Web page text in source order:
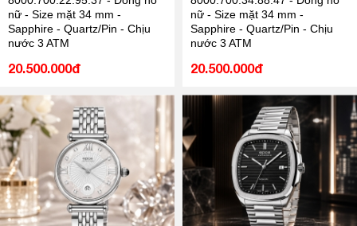
nữ - Size mặt 34 mm -
Sapphire - Quartz/Pin - Chịu
nước 3 ATM
20.500.000đ
nữ - Size mặt 34 mm -
Sapphire - Quartz/Pin - Chịu
nước 3 ATM
20.500.000đ